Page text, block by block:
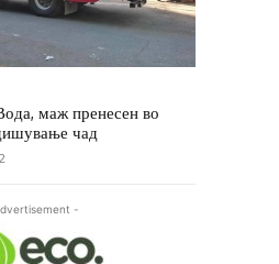
маж пренесен во
чад
-